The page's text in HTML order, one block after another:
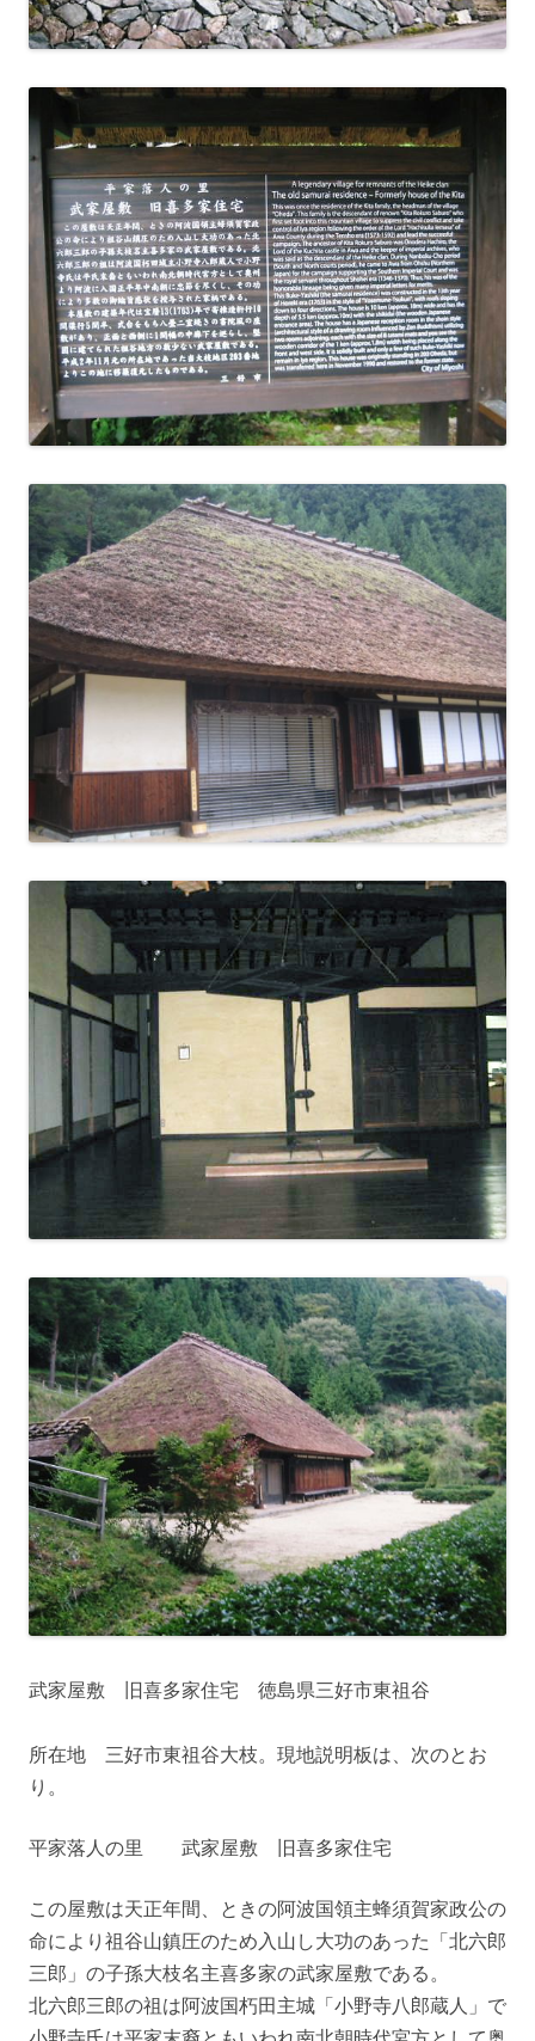
武家屋敷 旧喜多家住宅 徳島県三好市東祖谷
所在地 三好市東祖谷大枝。現地説明板は、次のとお
り。
平家落人の里 武家屋敷 旧喜多家住宅
この屋敷は天正年間、ときの阿波国領主蜂須賀家政公の
命により祖谷山鎮圧のため入山し大功のあった「北六郎
三郎」の子孫大枝名主喜多家の武家屋敷である。
北六郎三郎の祖は阿波国朽田主城「小野寺八郎蔵人」で